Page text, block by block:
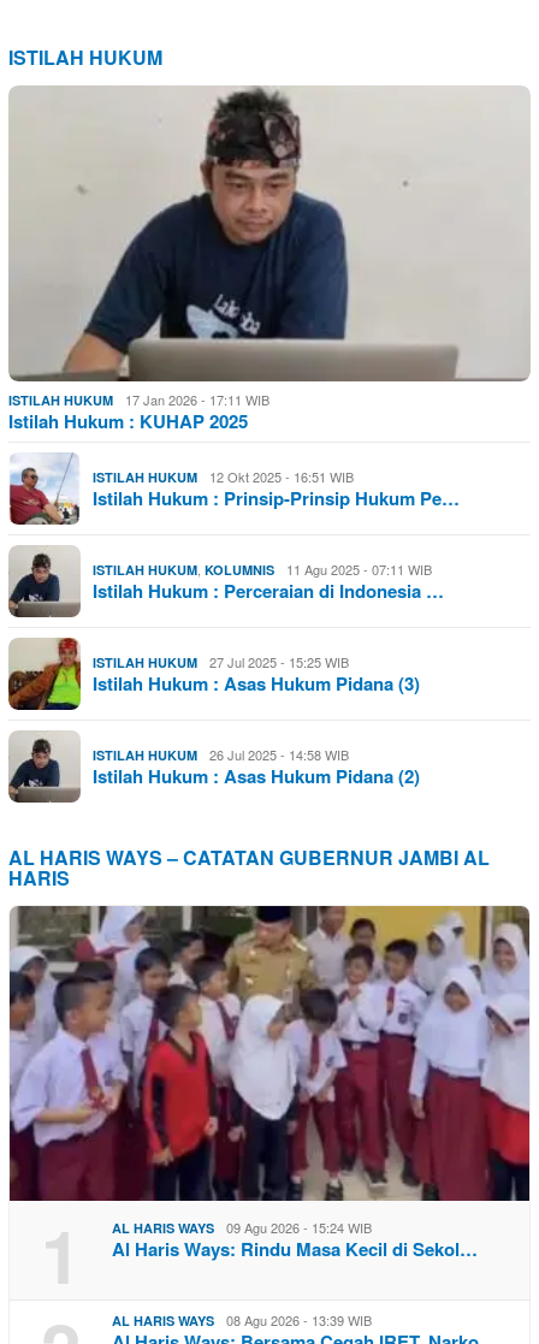
ISTILAH HUKUM
ISTILAH HUKUM 17 Jan 2026 - 17:11 WIB
Istilah Hukum : KUHAP 2025
ISTILAH HUKUM 12 Okt 2025 - 16:51 WIB
Istilah Hukum : Prinsip-Prinsip Hukum Pe…
ISTILAH HUKUM KOLUMNIS 11 Agu 2025 - 07:11 WIB
Istilah Hukum : Perceraian di Indonesia …
ISTILAH HUKUM 27 Jul 2025 - 15:25 WIB
Istilah Hukum : Asas Hukum Pidana (3)
ISTILAH HUKUM 26 Jul 2025 - 14:58 WIB
Istilah Hukum : Asas Hukum Pidana (2)
AL HARIS WAYS – CATATAN GUBERNUR JAMBI AL
HARIS
1 AL HARIS WAYS 09 Agu 2026 - 15:24 WIB
Al Haris Ways: Rindu Masa Kecil di Sekol…
AL HARIS WAYS 08 Agu 2026 - 13:39 WIB